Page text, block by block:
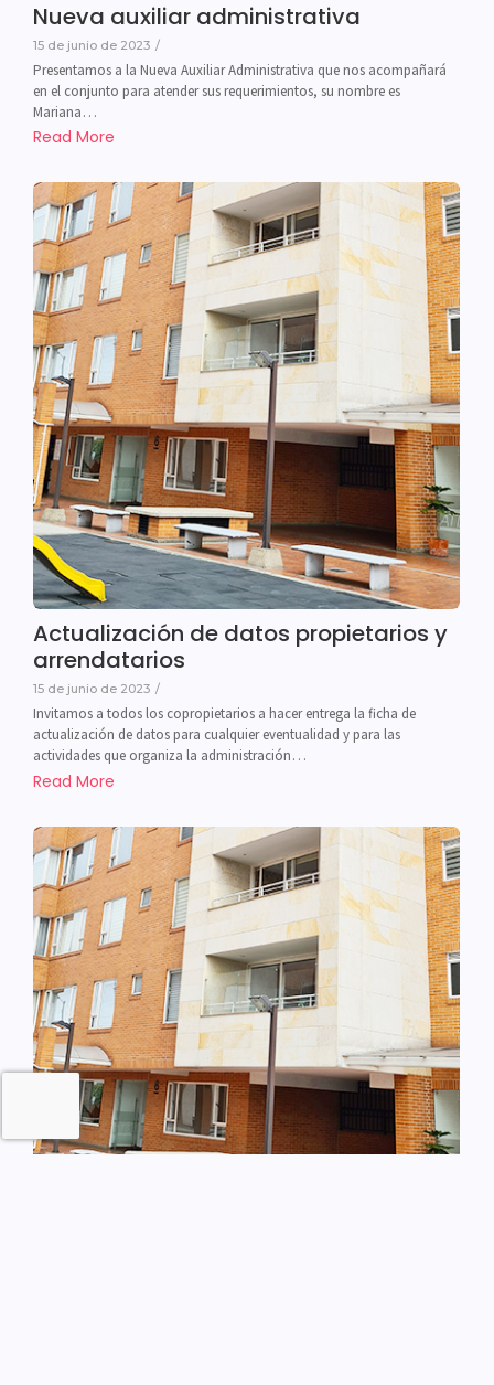
Nueva auxiliar administrativa
15 de junio de 2023 /
Presentamos a la Nueva Auxiliar Administrativa que nos acompañará
en el conjunto para atender sus requerimientos, su nombre es
Mariana…
Read More
Actualización de datos propietarios y
arrendatarios
15 de junio de 2023 /
Invitamos a todos los copropietarios a hacer entrega la ficha de
actualización de datos para cualquier eventualidad y para las
actividades que organiza la administración…
Read More